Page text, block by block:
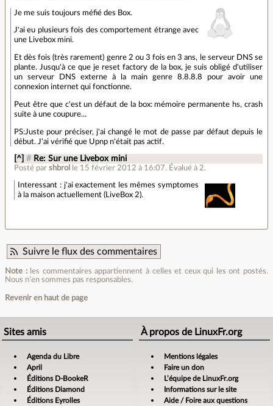
Je me suis toujours méfié des Box.
J'ai eu plusieurs fois des comportement étrange avec
une Livebox mini.
Et dès fois (très rarement) genre 2 ou 3 fois en 3 ans, le serveur DNS se
plante. Jusqu'à ce que je reset factory de la box, je suis obligé d'utiliser
un serveur DNS externe à la main genre 8.8.8.8 pour avoir une
connexion internet qui fonctionne.
Peut être que c'est un défaut de la box: mémoire permanente hs, crash
suite à une coupure...
PS:Juste pour préciser, j'ai changé le mot de passe par défaut depuis le
début. J'ai vérifié que Upnp n'était pas actif.
[^] # Re: Sur une Livebox mini
Posté parshbrol le 15 février 2012 à 16:07. Évalué à2.
Interessant : j'ai exactement les mêmes symptomes
à la maison actuellement (LiveBox 2).
Suivre le flux des commentaires
Note :les commentaires appartiennent à celles et ceux qui les ont postés.
Nous n’en sommes pas responsables.
Revenir en haut de page
Sites amis
Agenda du Libre
April
Éditions D-BookeR
Éditions Diamond
Éditions Eyrolles
À propos de LinuxFr.org
Mentions légales
Faire un don
L’équipe de LinuxFr.org
Informations sur le site
Aide / Foire aux questions